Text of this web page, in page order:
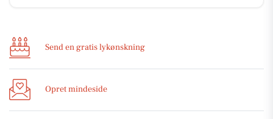
Send en gratis lykønskning
Opret mindeside